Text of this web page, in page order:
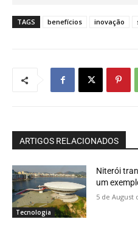
TAGS benefícios inovação
ARTIGOS RELACIONADOS
Tecnologia
Niterói
um
5 de August